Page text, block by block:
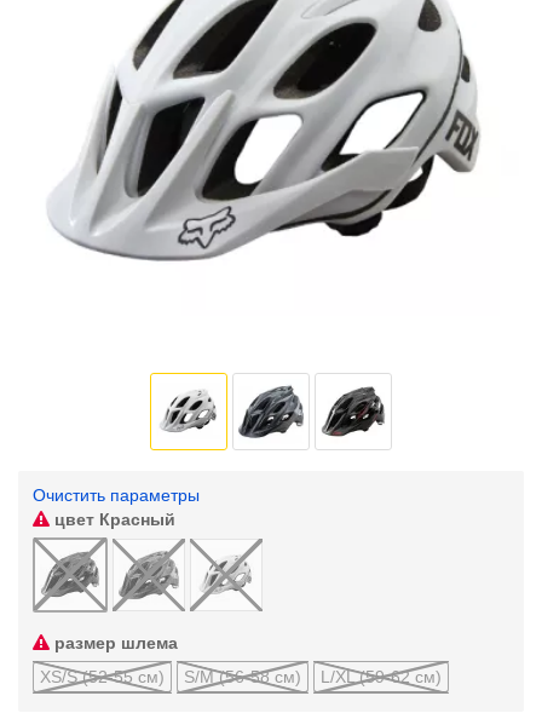
Очистить параметры
цвет Красный
размер шлема
XS/S (52-55 см)
S/M (56-58 см) L/XL (59-62 см)